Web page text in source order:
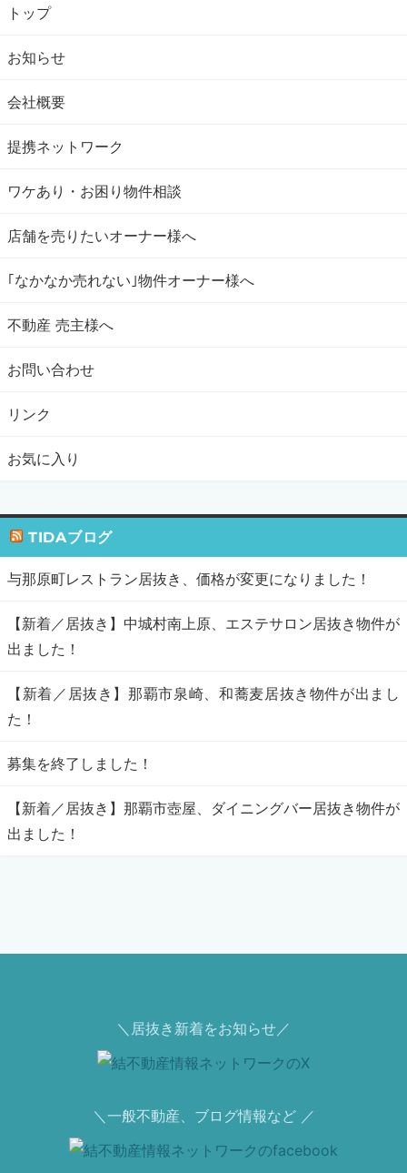
トップ
お知らせ
会社概要
提携ネットワーク
ワケあり・お困り物件相談
店舗を売りたいオーナー様へ
｢なかなか売れない｣物件オーナー様へ
不動産 売主様へ
お問い合わせ
リンク
お気に入り
TIDAブログ
与那原町レストラン居抜き、価格が変更になりました！
【新着／居抜き】中城村南上原、エステサロン居抜き物件が
出ました！
【新着／居抜き】那覇市泉崎、和蕎麦居抜き物件が出まし
た！
募集を終了しました！
【新着／居抜き】那覇市壺屋、ダイニングバー居抜き物件が
出ました！
＼居抜き新着をお知らせ／
＼一般不動産、ブログ情報など ／